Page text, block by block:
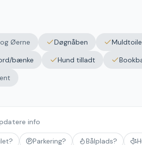
Øerne Døgnåben
bænke Hund tilladt
info
Parkering? Bålplads?